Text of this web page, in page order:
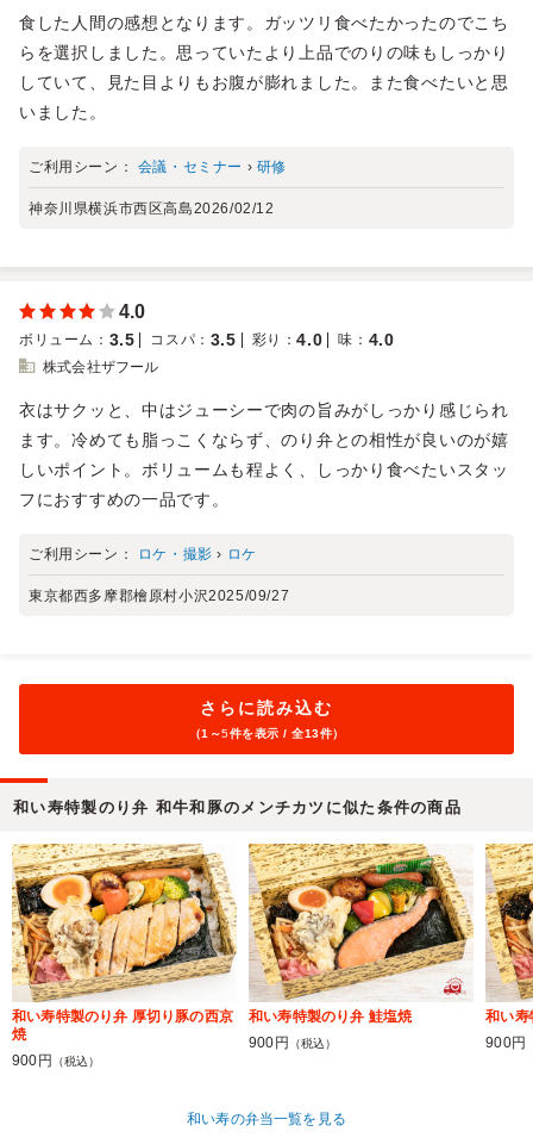
食した人間の感想となります。ガッツリ食べたかったのでこち
らを選択しました。思っていたより上品でのりの味もしっかり
していて、見た目よりもお腹が膨れました。また食べたいと思
いました。
ご利用シーン： 会議・セミナー › 研修
神奈川県横浜市西区高島2026/02/12
4.0
ボリューム ： 3.5 コスパ ： 3.5 彩り ：4.0 味 ： 4.0
株式会社ザフール
衣はサクッと、中はジューシーで肉の旨みがしっかり感じられ
ます。冷めても脂っこくならず、のり弁との相性が良いのが嬉
しいポイント。ボリュームも程よく、しっかり食べたいスタッ
フにおすすめの一品です。
ご利用シーン： ロケ・撮影 › ロケ
東京都西多摩郡檜原村小沢2025/09/27
さらに読み込む
（1～5件を表示 / 全13件）
和い寿特製のり弁 和牛和豚のメンチカツに似た条件の商品
和い寿特製のり弁 厚切り豚の西京
焼
900円
（税込）
和い寿特製のり弁 鮭塩焼
900円
（税込）
和い寿
900円
和い寿の弁当一覧を見る